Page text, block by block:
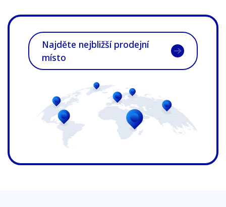
Najděte nejbližší prodejní
místo